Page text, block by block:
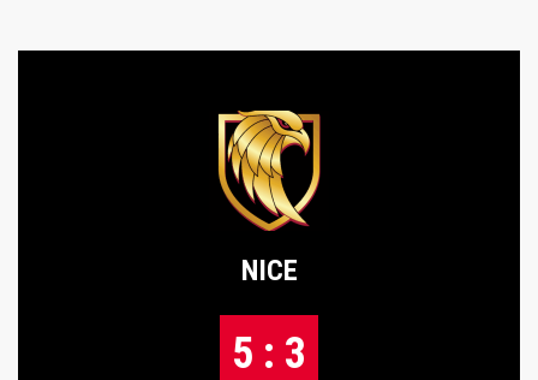
NICE
5 : 3